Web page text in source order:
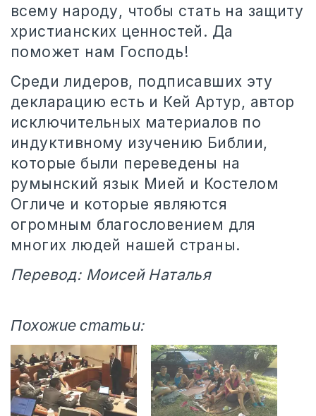
всему народу, чтобы стать на защиту
христианских ценностей. Да
поможет нам Господь!
Среди лидеров, подписавших эту
декларацию есть и Кей Артур, автор
исключительных материалов по
индуктивному изучению Библии,
которые были переведены на
румынский язык Мией и Костелом
Огличе и которые являются
огромным благословением для
многих людей нашей страны.
Перевод: Моисей Наталья
Похожие статьи: